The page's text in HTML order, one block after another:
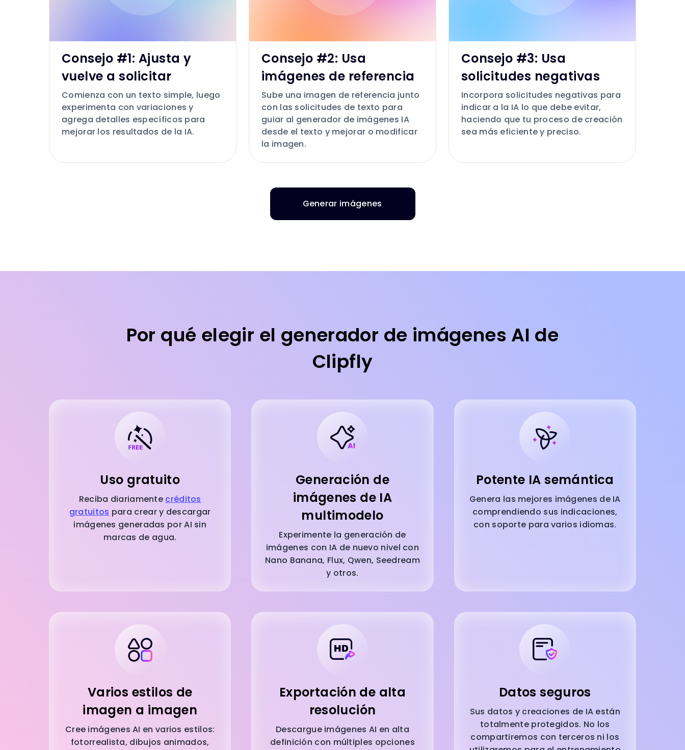
Consejo #1: Ajusta y
vuelve a solicitar
Comienza con un texto simple, luego
experimenta con variaciones y
agrega detalles específicos para
mejorar los resultados de la IA.
Consejo #2: Usa
imágenes de referencia
Sube una imagen de referencia junto
con las solicitudes de texto para
guiar al generador de imágenes IA
desde el texto y mejorar o modificar
la imagen.
Consejo #3: Usa
solicitudes negativas
Incorpora solicitudes negativas para
indicar a la IA lo que debe evitar,
haciendo que tu proceso de creación
sea más eficiente y preciso.
Generar imágenes
Por qué elegir el generador de imágenes AI de
Clipfly
Uso gratuito
Reciba diariamente créditos
gratuitos para crear y descargar
imágenes generadas por AI sin
marcas de agua.
Generación de
imágenes de IA
multimodelo
Experimente la generación de
imágenes con IA de nuevo nivel con
Nano Banana, Flux, Qwen, Seedream
y otros.
Potente IA semántica
Genera las mejores imágenes de IA
comprendiendo sus indicaciones,
con soporte para varios idiomas.
Varios estilos de
imagen a imagen
Cree imágenes AI en varios estilos:
fotorrealista, dibujos animados,
Exportación de alta
resolución
Descargue imágenes AI en alta
definición con múltiples opciones
Datos seguros
Sus datos y creaciones de IA están
totalmente protegidos. No los
compartiremos con terceros ni los